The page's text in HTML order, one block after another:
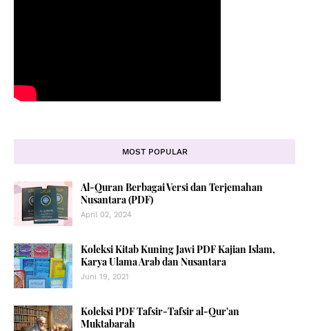
MOST POPULAR
Al-Quran Berbagai Versi dan Terjemahan
Nusantara (PDF)
April 02, 2024
Koleksi Kitab Kuning Jawi PDF Kajian Islam,
Karya Ulama Arab dan Nusantara
Juni 19, 2021
Koleksi PDF Tafsir-Tafsir al-Qur'an
Muktabarah